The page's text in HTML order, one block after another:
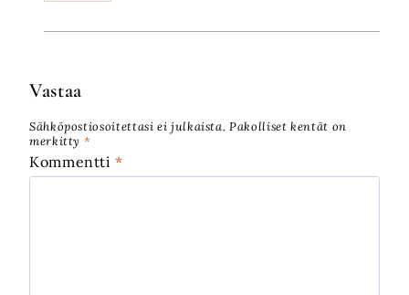
Vastaa
Sähköpostiosoitettasi ei julkaista. Pakolliset kentät on
merkitty *
Kommentti*